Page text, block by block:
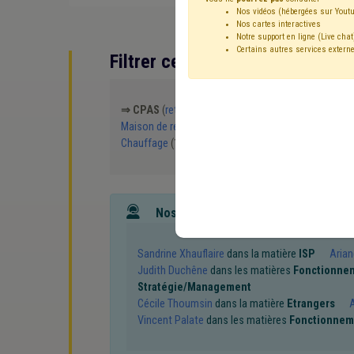
Filtrer cette requête avec des
⇒ CPAS (retirer le mot clé
Maison de repos
Chauffage (1)
Nos experts associés au terme que
Sandrine Xhauflaire dans la matière ISP
Judith Duchêne dans les matières
Stratégie/Management
Cécile Thoumsin dans la matière Etrangers
Vincent Palate dans les matières
Nos vidéos (hébergées sur
Nos cartes interactives
Notre support en ligne (Live
Certains autres services